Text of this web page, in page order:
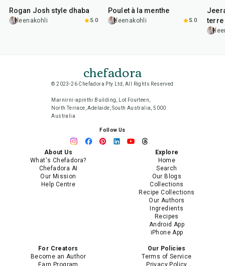
Rogan Josh style dhaba
leenakohli 5.0
Poulet à la menthe
leenakohli 5.0
terre
chefadora
© 2023-26 Chefadora Pty Ltd, All Rights Reserved
Marnirni-apinthi Building, Lot Fourteen,
North Terrace, Adelaide, South Australia, 5000
Australia
Follow Us
About Us
What's Chefadora?
Chefadora AI
Our Mission
Help Centre
Explore
Home
Search
Our Blogs
Collections
Recipe Collections
Our Authors
Ingredients
Recipes
Android App
iPhone App
For Creators
Become an Author
Earn Program
Our Policies
Terms of Service
Privacy Policy